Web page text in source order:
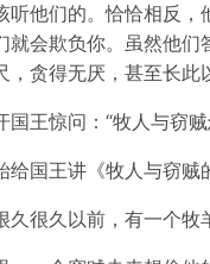
听他们的。恰恰相反，
就会欺负你。虽然他们
，贪得无厌，甚至长
国王惊问：“牧人与窃
给国王讲《牧人与窃贼
久很久以前，有一个牧